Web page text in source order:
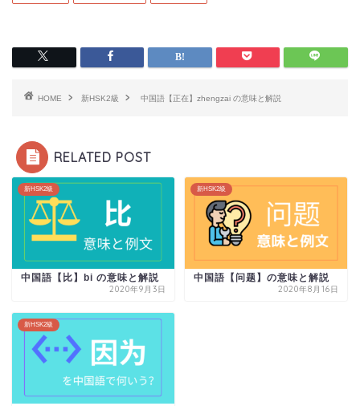
HOME 新HSK2級 中国語【正在】zhengzai の意味と解説
RELATED POST
新HSK2級
中国語【比】bi の意味と解説
2020年9月3日
新HSK2級
中国語【问题】の意味と解説
2020年8月16日
新HSK2級